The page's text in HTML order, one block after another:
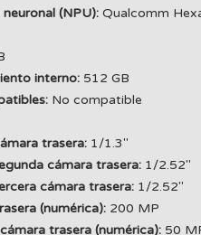
(NPU): Qualcomm
interno: 512 GB
No compatible
trasera: 1/1.3"
cámara trasera: 1/2.52"
cámara trasera: 1/2.52"
(numérica): 200 MP
trasera (numérica): 50